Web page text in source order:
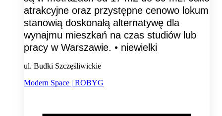
atrakcyjne oraz przystępne cenowo lokum
stanowią doskonałą alternatywę dla
wynajmu mieszkań na czas studiów lub
pracy w Warszawie. • niewielki
ul. Budki Szczęśliwickie
Modern Space | ROBYG